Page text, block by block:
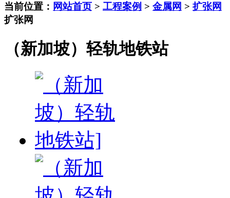
当前位置： 网站首页 > 工程案例 > 金属网 > 扩张网
扩张网
（新加坡）轻轨地铁站